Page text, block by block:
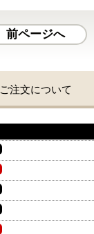
前ページへ
ご注文について